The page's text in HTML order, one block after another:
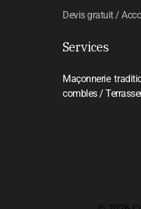
Devis gratuit /
Services
Maçonnerie
combles /